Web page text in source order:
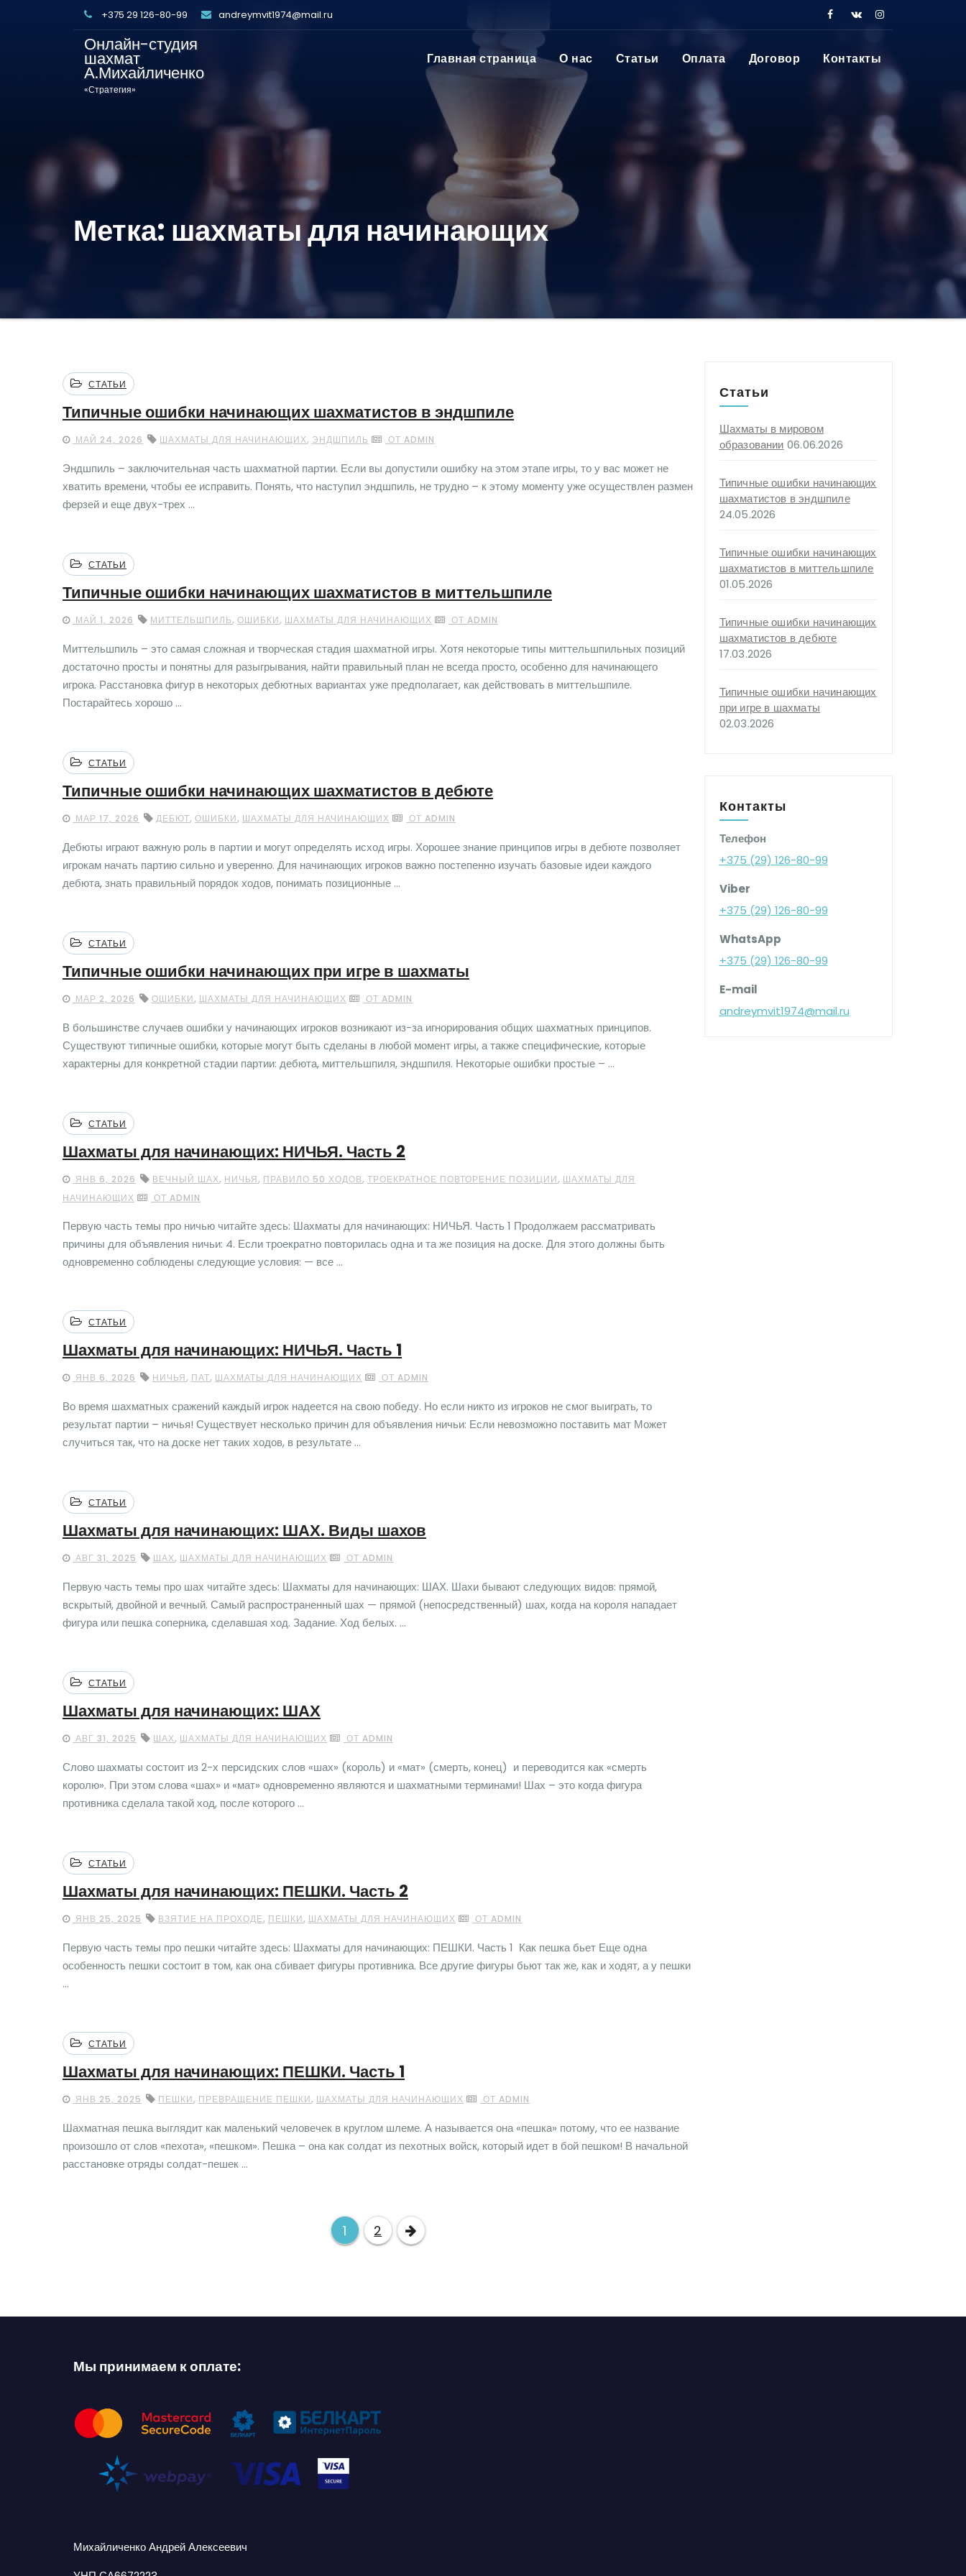
+375 29 126-80-99 andreymvit1974@mail.ru
Онлайн-студия
шахмат
А.Михайличенко
«Стратегия»
Главная страница О нас Статьи Оплата Договор Контакты
Метка: шахматы для начинающих
СТАТЬИ
Типичные ошибки начинающих шахматистов в эндшпиле
МАЙ 24, 2026 ШАХМАТЫ ДЛЯ НАЧИНАЮЩИХ, ЭНДШПИЛЬ ОТ ADMIN
Эндшпиль – заключительная часть шахматной партии. Если вы допустили ошибку на этом этапе игры, то у вас может не
хватить времени, чтобы ее исправить. Понять, что наступил эндшпиль, не трудно – к этому моменту уже осуществлен размен
ферзей и еще двух-трех ...
СТАТЬИ
Типичные ошибки начинающих шахматистов в миттельшпиле
МАЙ 1, 2026 МИТТЕЛЬШПИЛЬ, ОШИБКИ, ШАХМАТЫ ДЛЯ НАЧИНАЮЩИХ ОТ ADMIN
Миттельшпиль – это самая сложная и творческая стадия шахматной игры. Хотя некоторые типы миттельшпильных позиций
достаточно просты и понятны для разыгрывания, найти правильный план не всегда просто, особенно для начинающего
игрока. Расстановка фигур в некоторых дебютных вариантах уже предполагает, как действовать в миттельшпиле.
Постарайтесь хорошо ...
СТАТЬИ
Типичные ошибки начинающих шахматистов в дебюте
МАР 17, 2026 ДЕБЮТ, ОШИБКИ, ШАХМАТЫ ДЛЯ НАЧИНАЮЩИХ ОТ ADMIN
Дебюты играют важную роль в партии и могут определять исход игры. Хорошее знание принципов игры в дебюте позволяет
игрокам начать партию сильно и уверенно. Для начинающих игроков важно постепенно изучать базовые идеи каждого
дебюта, знать правильный порядок ходов, понимать позиционные ...
СТАТЬИ
Типичные ошибки начинающих при игре в шахматы
МАР 2, 2026 ОШИБКИ, ШАХМАТЫ ДЛЯ НАЧИНАЮЩИХ ОТ ADMIN
В большинстве случаев ошибки у начинающих игроков возникают из-за игнорирования общих шахматных принципов.
Существуют типичные ошибки, которые могут быть сделаны в любой момент игры, а также специфические, которые
характерны для конкретной стадии партии: дебюта, миттельшпиля, эндшпиля. Некоторые ошибки простые – ...
СТАТЬИ
Шахматы для начинающих: НИЧЬЯ. Часть 2
ЯНВ 6, 2026 ВЕЧНЫЙ ШАХ, НИЧЬЯ, ПРАВИЛО 50 ХОДОВ, ТРОЕКРАТНОЕ ПОВТОРЕНИЕ ПОЗИЦИИ, ШАХМАТЫ ДЛЯ
НАЧИНАЮЩИХ
ОТ ADMIN
Первую часть темы про ничью читайте здесь: Шахматы для начинающих: НИЧЬЯ. Часть 1 Продолжаем рассматривать
причины для объявления ничьи: 4. Если троекратно повторилась одна и та же позиция на доске. Для этого должны быть
одновременно соблюдены следующие условия: — все ...
СТАТЬИ
Шахматы для начинающих: НИЧЬЯ. Часть 1
ЯНВ 6, 2026 НИЧЬЯ, ПАТ, ШАХМАТЫ ДЛЯ НАЧИНАЮЩИХ ОТ ADMIN
Во время шахматных сражений каждый игрок надеется на свою победу. Но если никто из игроков не смог выиграть, то
результат партии – ничья! Существует несколько причин для объявления ничьи: Если невозможно поставить мат Может
случиться так, что на доске нет таких ходов, в результате ...
СТАТЬИ
Шахматы для начинающих: ШАХ. Виды шахов
АВГ 31, 2025 ШАХ, ШАХМАТЫ ДЛЯ НАЧИНАЮЩИХ ОТ ADMIN
Первую часть темы про шах читайте здесь: Шахматы для начинающих: ШАХ. Шахи бывают следующих видов: прямой,
вскрытый, двойной и вечный. Самый распространенный шах — прямой (непосредственный) шах, когда на короля нападает
фигура или пешка соперника, сделавшая ход. Задание. Ход белых. ...
СТАТЬИ
Шахматы для начинающих: ШАХ
АВГ 31, 2025 ШАХ, ШАХМАТЫ ДЛЯ НАЧИНАЮЩИХ ОТ ADMIN
Слово шахматы состоит из 2-х персидских слов «шах» (король) и «мат» (смерть, конец) и переводится как «смерть
королю». При этом слова «шах» и «мат» одновременно являются и шахматными терминами! Шах – это когда фигура
противника сделала такой ход, после которого ...
СТАТЬИ
Шахматы для начинающих: ПЕШКИ. Часть 2
ЯНВ 25, 2025 ВЗЯТИЕ НА ПРОХОДЕ, ПЕШКИ, ШАХМАТЫ ДЛЯ НАЧИНАЮЩИХ ОТ ADMIN
Первую часть темы про пешки читайте здесь: Шахматы для начинающих: ПЕШКИ. Часть 1 Как пешка бьет Еще одна
особенность пешки состоит в том, как она сбивает фигуры противника. Все другие фигуры бьют так же, как и ходят, а у пешки
...
СТАТЬИ
Шахматы для начинающих: ПЕШКИ. Часть 1
ЯНВ 25, 2025 ПЕШКИ, ПРЕВРАЩЕНИЕ ПЕШКИ, ШАХМАТЫ ДЛЯ НАЧИНАЮЩИХ ОТ ADMIN
Шахматная пешка выглядит как маленький человечек в круглом шлеме. А называется она «пешка» потому, что ее название
произошло от слов «пехота», «пешком». Пешка – она как солдат из пехотных войск, который идет в бой пешком! В начальной
расстановке отряды солдат-пешек ...
Навигация
по
1 2
Статьи
Шахматы в мировом
образовании 06.06.2026
Типичные ошибки начинающих
шахматистов в эндшпиле
24.05.2026
Типичные ошибки начинающих
шахматистов в миттельшпиле
01.05.2026
Типичные ошибки начинающих
шахматистов в дебюте
17.03.2026
Типичные ошибки начинающих
при игре в шахматы
02.03.2026
Контакты
Телефон
+375 (29) 126-80-99
Viber
+375 (29) 126-80-99
WhatsApp
+375 (29) 126-80-99
E-mail
andreymvit1974@mail.ru
Мы принимаем к оплате:
Михайличенко Андрей Алексеевич